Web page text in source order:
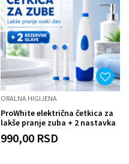
ORALNA HIGIJENA
ProWhite električna četkica za
lakše pranje zuba + 2 nastavka
990,00 RSD